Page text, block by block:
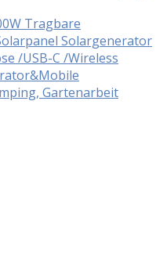
Tragbare
Solargenerator
/USB-C /Wireless
Gartenarbeit